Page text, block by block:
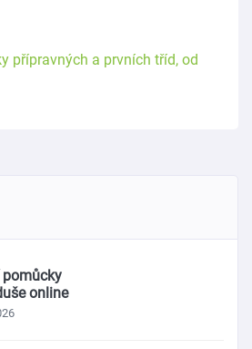
přípravných a prvních tříd, od
online